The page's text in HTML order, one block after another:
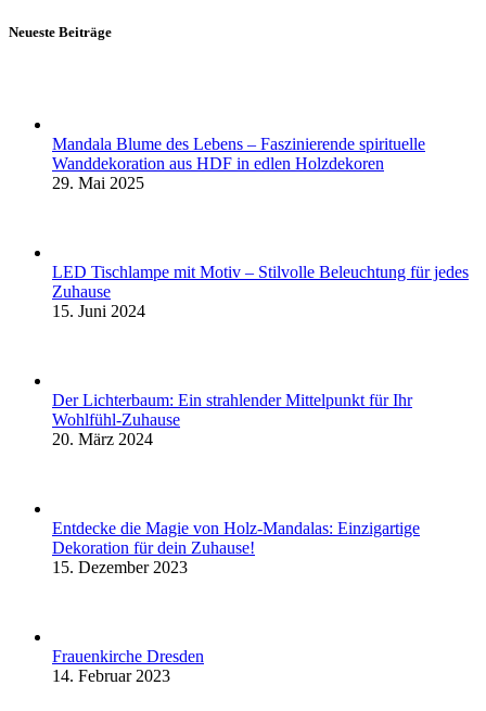
Neueste Beiträge
Mandala Blume des Lebens – Faszinierende spirituelle
Wanddekoration aus HDF in edlen Holzdekoren
29. Mai 2025
LED Tischlampe mit Motiv – Stilvolle Beleuchtung für jedes
Zuhause
15. Juni 2024
Der Lichterbaum: Ein strahlender Mittelpunkt für Ihr
Wohlfühl-Zuhause
20. März 2024
Entdecke die Magie von Holz-Mandalas: Einzigartige
Dekoration für dein Zuhause!
15. Dezember 2023
Frauenkirche Dresden
14. Februar 2023